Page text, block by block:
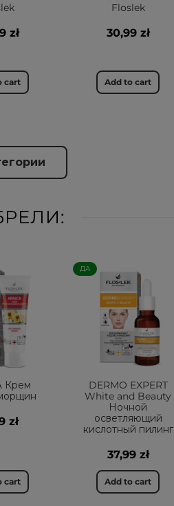
zł
cart
Floslek
30,99 zł
Add to cart
Крем
zł
cart
ДА
DERMO EXPERT
White and Beauty
Ночной
осветляющий
кислотный пилинг
37,99 zł
Add to cart